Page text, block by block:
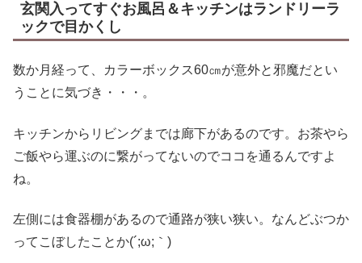
玄関入ってすぐお風呂＆キッチンはランドリーラ
ックで目かくし
数か月経って、カラーボックス60㎝が意外と邪魔だとい
うことに気づき・・・。
キッチンからリビングまでは廊下があるのです。お茶やら
ご飯やら運ぶのに繋がってないのでココを通るんですよ
ね。
左側には食器棚があるので通路が狭い狭い。なんどぶつか
ってこぼしたことか(´;ω;｀)